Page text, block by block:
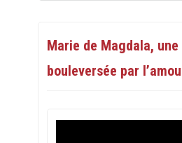
Marie de Magdala,
bouleversée par